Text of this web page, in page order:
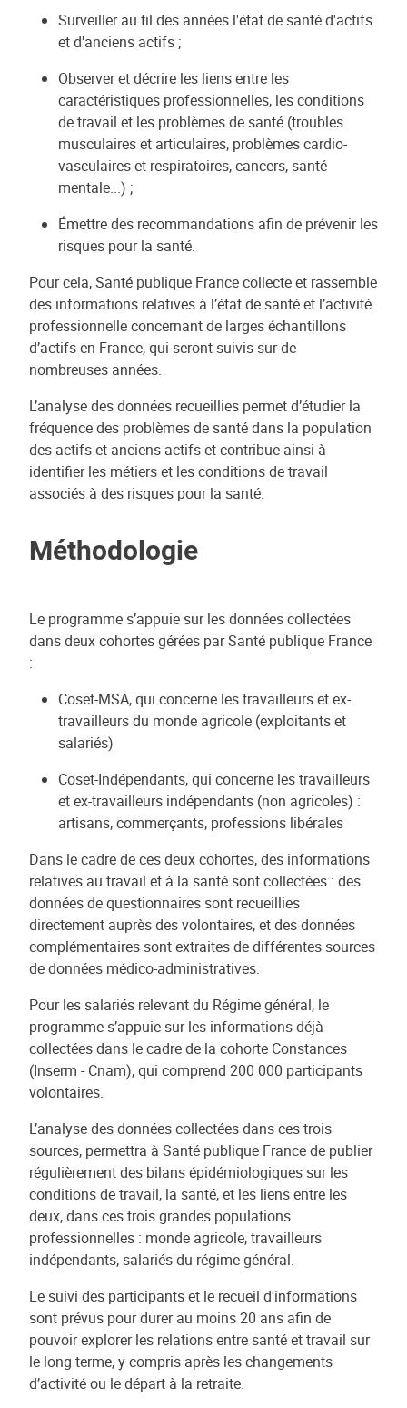
Surveiller au fil des années l'état de santé d'actifs
et d'anciens actifs ;
Observer et décrire les liens entre les
caractéristiques professionnelles, les conditions
de travail et les problèmes de santé (troubles
musculaires et articulaires, problèmes cardio-
vasculaires et respiratoires, cancers, santé
mentale...) ;
Émettre des recommandations afin de prévenir les
risques pour la santé.
Pour cela, Santé publique France collecte et rassemble
des informations relatives à l’état de santé et l’activité
professionnelle concernant de larges échantillons
d’actifs en France, qui seront suivis sur de
nombreuses années.
L’analyse des données recueillies permet d’étudier la
fréquence des problèmes de santé dans la population
des actifs et anciens actifs et contribue ainsi à
identifier les métiers et les conditions de travail
associés à des risques pour la santé.
Méthodologie
Le programme s’appuie sur les données collectées
dans deux cohortes gérées par Santé publique France
:
Coset-MSA, qui concerne les travailleurs et ex-
travailleurs du monde agricole (exploitants et
salariés)
Coset-Indépendants, qui concerne les travailleurs
et ex-travailleurs indépendants (non agricoles) :
artisans, commerçants, professions libérales
Dans le cadre de ces deux cohortes, des informations
relatives au travail et à la santé sont collectées : des
données de questionnaires sont recueillies
directement auprès des volontaires, et des données
complémentaires sont extraites de différentes sources
de données médico-administratives.
Pour les salariés relevant du Régime général, le
programme s’appuie sur les informations déjà
collectées dans le cadre de la cohorte Constances
(Inserm - Cnam), qui comprend 200 000 participants
volontaires.
L’analyse des données collectées dans ces trois
sources, permettra à Santé publique France de publier
régulièrement des bilans épidémiologiques sur les
conditions de travail, la santé, et les liens entre les
deux, dans ces trois grandes populations
professionnelles : monde agricole, travailleurs
indépendants, salariés du régime général.
Le suivi des participants et le recueil d'informations
sont prévus pour durer au moins 20 ans afin de
pouvoir explorer les relations entre santé et travail sur
le long terme, y compris après les changements
d’activité ou le départ à la retraite.